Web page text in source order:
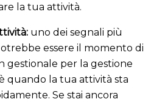
la tua attività.
uno dei segnali più
essere il momento di
gestionale per la gestione
quando la tua attività sta
Se stai ancora